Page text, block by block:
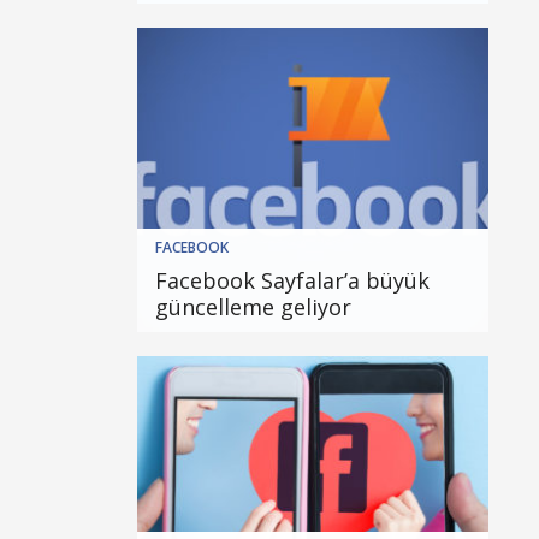
FACEBOOK
Facebook Sayfalar’a büyük
güncelleme geliyor